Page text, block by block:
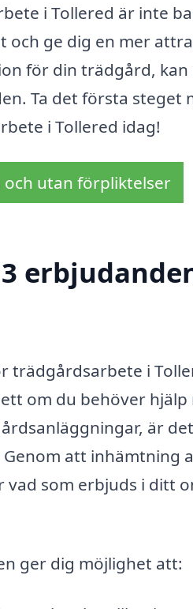
i Tollered är inte
och ge dig en mer
för din trädgård,
Ta det första
i Tollered idag!
och utan förpliktelser
trädgårdsarbete i
om du behöver
är
att inhämtning
som erbjuds i ditt
ger dig möjlighet att: